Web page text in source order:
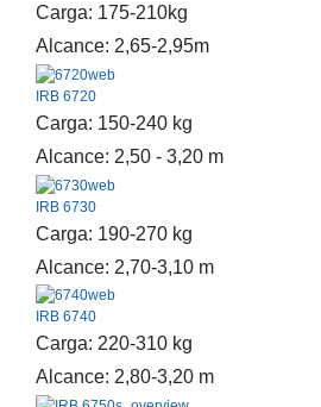
Carga: 175-210kg
Alcance: 2,65-2,95m
IRB 6720
Carga: 150-240 kg
Alcance: 2,50 - 3,20 m
IRB 6730
Carga: 190-270 kg
Alcance: 2,70-3,10 m
IRB 6740
Carga: 220-310 kg
Alcance: 2,80-3,20 m